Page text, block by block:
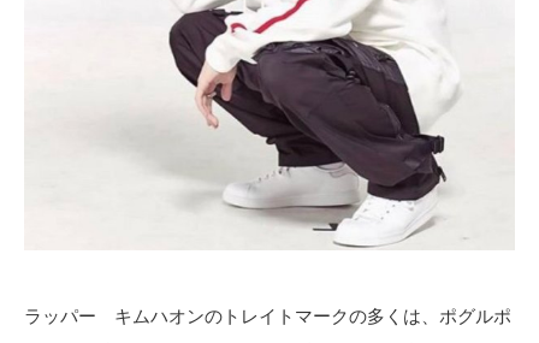
ラッパー キムハオンのトレイトマークの多くは、ポグルポ